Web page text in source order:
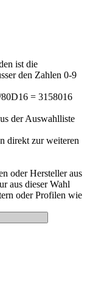
ist die
den Zahlen 0-9
= 3158016
der Auswahlliste
direkt zur weiteren
oder Hersteller aus
aus dieser Wahl
oder Profilen wie